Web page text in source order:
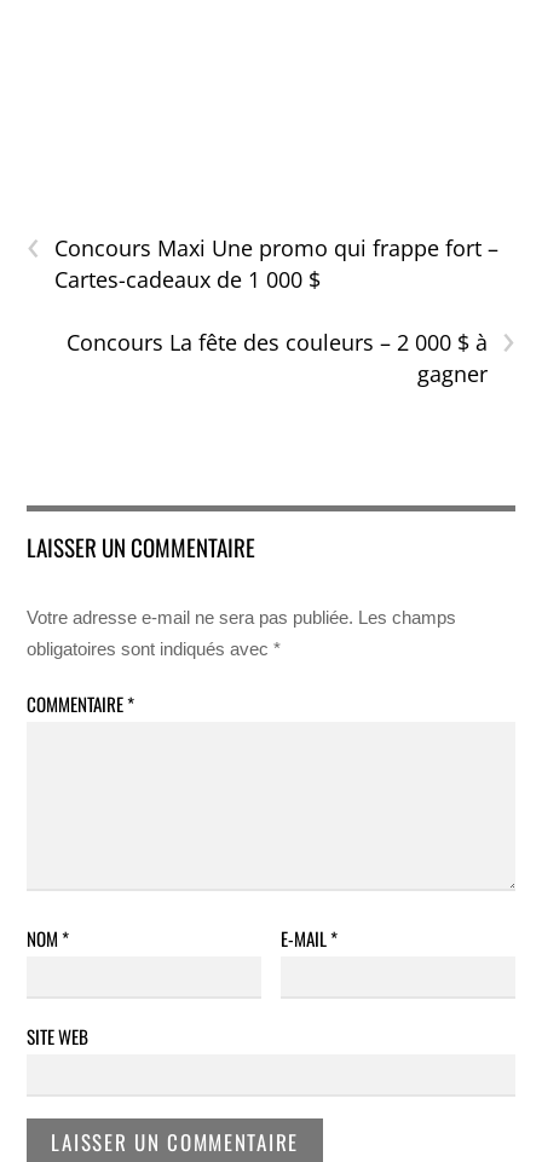
‹
Concours Maxi Une promo qui frappe fort –
Cartes-cadeaux de 1 000 $
›
Concours La fête des couleurs – 2 000 $ à
gagner
LAISSER UN COMMENTAIRE
Votre adresse e-mail ne sera pas publiée. Les champs
obligatoires sont indiqués avec*
COMMENTAIRE*
NOM* E-MAIL*
SITE WEB